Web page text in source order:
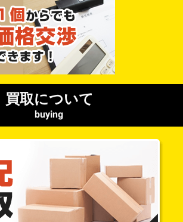
買取について
buying